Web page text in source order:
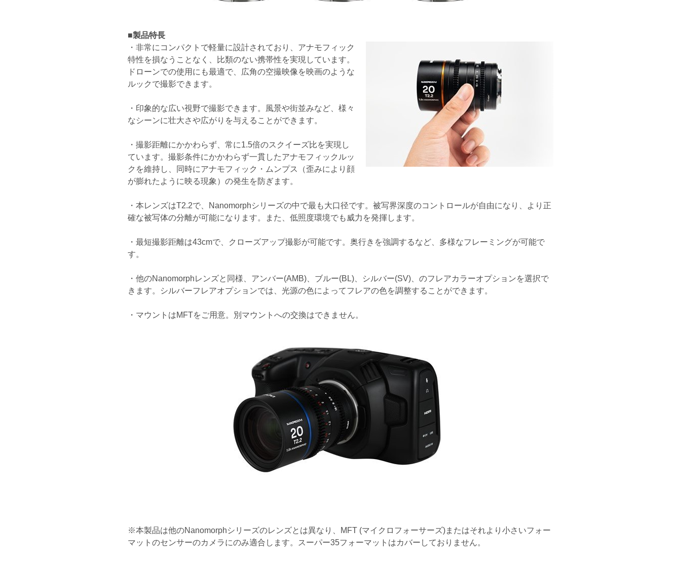
■製品特長
・非常にコンパクトで軽量に設計されており、アナモフィック
特性を損なうことなく、比類のない携帯性を実現しています。
ドローンでの使用にも最適で、広角の空撮映像を映画のような
ルックで撮影できます。
・印象的な広い視野で撮影できます。風景や街並みなど、様々
なシーンに壮大さや広がりを与えることができます。
・撮影距離にかかわらず、常に1.5倍のスクイーズ比を実現し
ています。撮影条件にかかわらず一貫したアナモフィックルッ
クを維持し、同時にアナモフィック・ムンプス（歪みにより顔
が膨れたように映る現象）の発生を防ぎます。
・本レンズはT2.2で、Nanomorphシリーズの中で最も大口径です。被写界深度のコントロールが自由になり、より正
確な被写体の分離が可能になります。また、低照度環境でも威力を発揮します。
・最短撮影距離は43cmで、クローズアップ撮影が可能です。奥行きを強調するなど、多様なフレーミングが可能で
す。
・他のNanomorphレンズと同様、アンバー(AMB)、ブルー(BL)、シルバー(SV)、のフレアカラーオプションを選択で
きます。シルバーフレアオプションでは、光源の色によってフレアの色を調整することができます。
・マウントはMFTをご用意。別マウントへの交換はできません。
※本製品は他のNanomorphシリーズのレンズとは異なり、MFT (マイクロフォーサーズ)またはそれより小さいフォー
マットのセンサーのカメラにのみ適合します。スーパー35フォーマットはカバーしておりません。